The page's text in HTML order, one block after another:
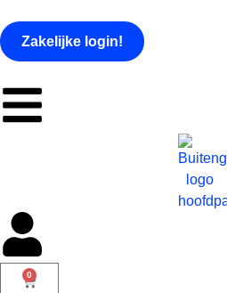
Zakelijke login!
0